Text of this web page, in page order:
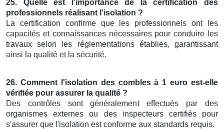
25. Quelle est l’importance de la certification des
professionnels réalisant l'isolation ?
La certification confirme que les professionnels ont les
capacités et connaissances nécessaires pour conduire les
travaux selon les réglementations établies, garantissant
ainsi la qualité et la sécurité.
26. Comment l'isolation des combles à 1 euro est-elle
vérifiée pour assurer la qualité ?
Des contrôles sont généralement effectués par des
organismes externes ou des inspecteurs certifiés pour
s'assurer que l'isolation est conforme aux standards requis.